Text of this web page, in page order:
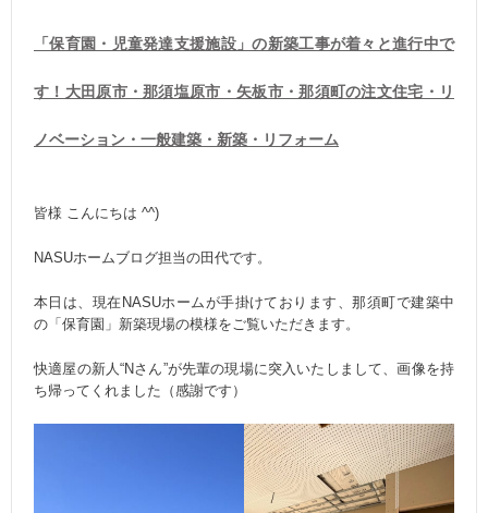
「保育園・児童発達支援施設」の新築工事が着々と進行中で
す！大田原市・那須塩原市・矢板市・那須町の注文住宅・リ
ノベーション・一般建築・新築・リフォーム
皆様 こんにちは ^^)
NASUホームブログ担当の田代です。
本日は、現在NASUホームが手掛けております、那須町で建築中
の「保育園」新築現場の模様をご覧いただきます。
快適屋の新人“Nさん”が先輩の現場に突入いたしまして、画像を持
ち帰ってくれました（感謝です）